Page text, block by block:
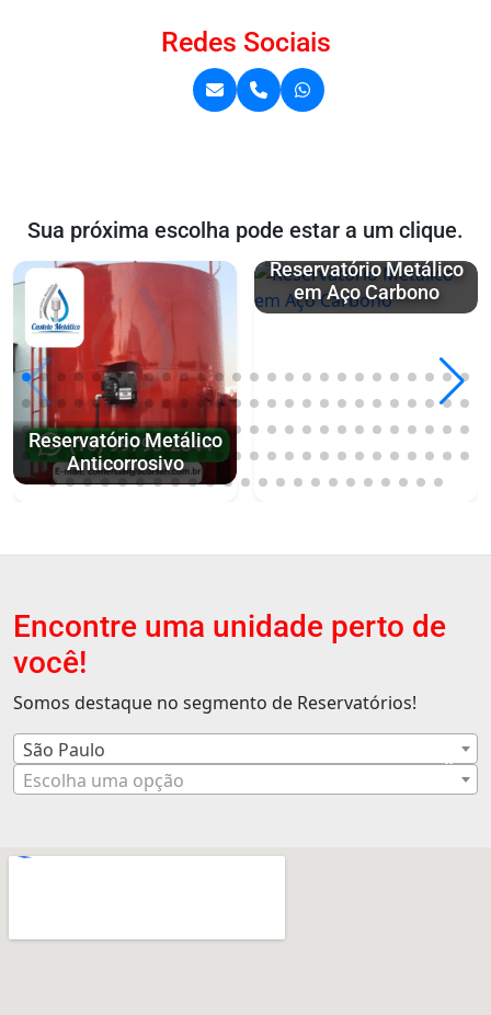
Redes Sociais
Sua próxima escolha pode estar a um clique.
Reservatório Metálico
Anticorrosivo
Reservatório Metálico
em Aço Carbono
Encontre uma unidade perto de
você!
Somos destaque no segmento de Reservatórios!
×
São Paulo
Escolha uma opção